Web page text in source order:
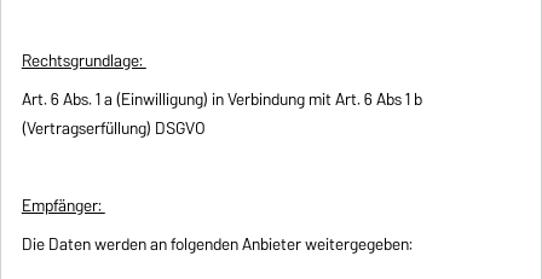
Rechtsgrundlage:
Art. 6 Abs. 1 a (Einwilligung) in Verbindung mit Art. 6 Abs 1 b
(Vertragserfüllung) DSGVO
Empfänger:
Die Daten werden an folgenden Anbieter weitergegeben: